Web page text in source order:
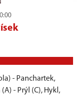
- Panchartek,
- Prýl (C), Hykl,